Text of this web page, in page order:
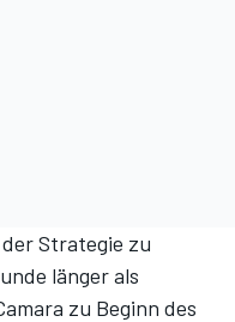
Strategie zu
länger als
zu Beginn des